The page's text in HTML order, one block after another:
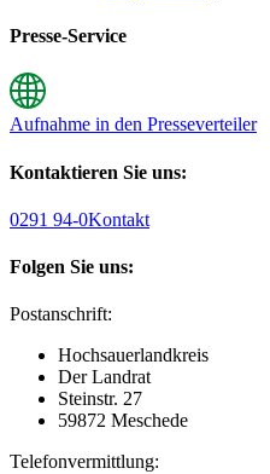
Presse-Service
Aufnahme in den Presseverteiler
Kontaktieren Sie uns:
0291 94-0Kontakt
Folgen Sie uns:
Postanschrift:
Hochsauerlandkreis
Der Landrat
Steinstr. 27
59872 Meschede
Telefonvermittlung: